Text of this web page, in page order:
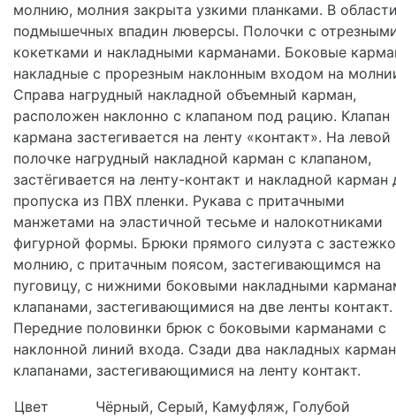
молнию, молния закрыта узкими планками. В
подмышечных впадин люверсы. Полочки с
кокетками и накладными карманами. Боковые
накладные с прорезным наклонным входом на
Справа нагрудный накладной объемный карман,
расположен наклонно с клапаном под рацию. Клапан
кармана застегивается на ленту «контакт». На левой
полочке нагрудный накладной карман с клапаном,
застёгивается на ленту-контакт и накладной карман
пропуска из ПВХ пленки. Рукава с притачными
манжетами на эластичной тесьме и налокотниками
фигурной формы. Брюки прямого силуэта с
молнию, с притачным поясом, застегивающимся на
пуговицу, с нижними боковыми накладными
клапанами, застегивающимися на две ленты контакт.
Передние половинки брюк с боковыми карманами с
наклонной линий входа. Сзади два накладных
клапанами, застегивающимися на ленту контакт.
Цвет
Чёрный, Серый, Камуфляж, Голубой